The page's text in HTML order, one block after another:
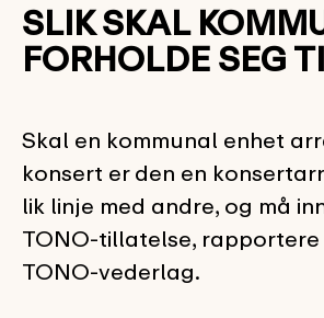
SLIK SKAL
FORHOLDE SEG
Skal en kommunal enhet
konsert er den en
lik linje med andre, og må
TONO-tillatelse,
TONO-vederlag.